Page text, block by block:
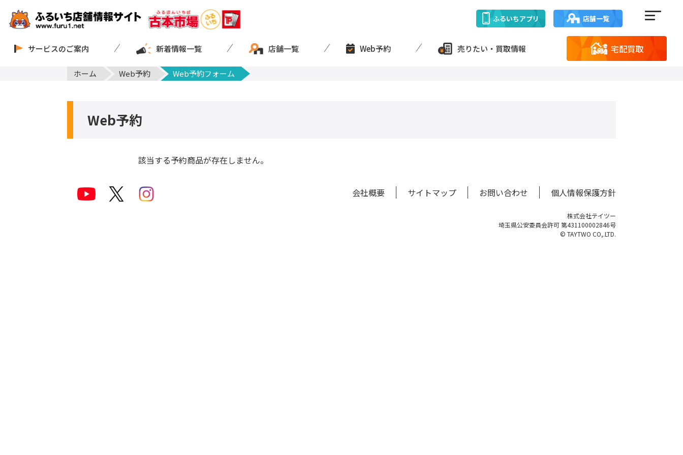
ふるいちアプリ 店舗一覧
サービスのご案内 新着情報一覧 店舗一覧 Web予約 売りたい・買取情報 宅配買取
ホーム Web予約 Web予約フォーム
Web予約
該当する予約商品が存在しません。
会社概要 サイトマップ お問い合わせ 個人情報保護方針
株式会社テイツー
埼玉県公安委員会許可 第431100002846号
© TAYTWO CO,.LTD.